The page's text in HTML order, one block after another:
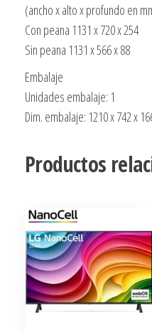
(ancho x alto x profundo en
Con peana 1131 x 720 x 254
Sin peana 1131 x 566 x 88
Embalaje
Unidades embalaje: 1
Dim. embalaje: 1210 x 742 x
Productos